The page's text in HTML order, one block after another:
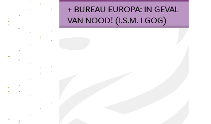
+ BUREAU EUROPA: IN GEVAL
VAN NOOD! (I.S.M. LGOG)